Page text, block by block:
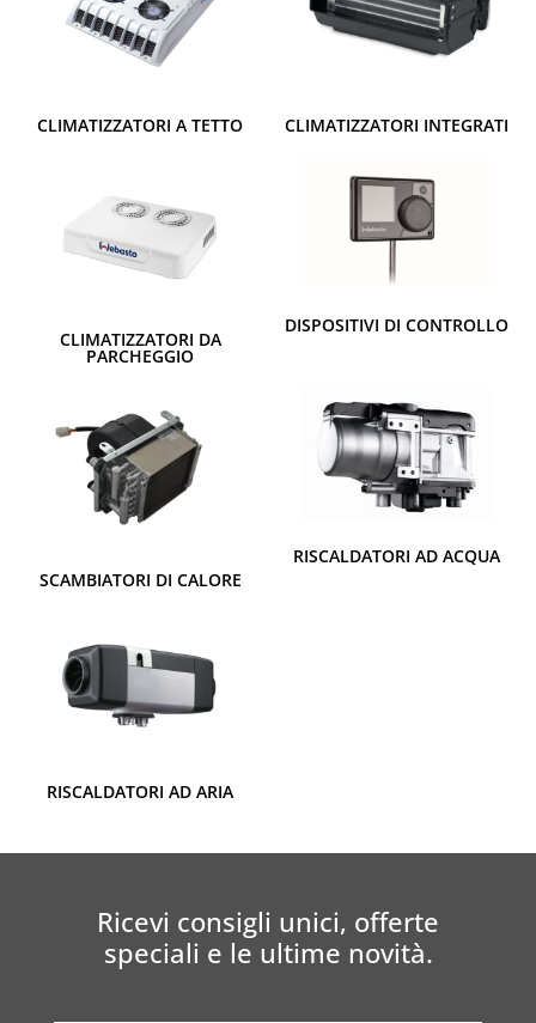
CLIMATIZZATORI A TETTO CLIMATIZZATORI INTEGRATI
CLIMATIZZATORI DA
PARCHEGGIO
DISPOSITIVI DI CONTROLLO
SCAMBIATORI DI CALORE
RISCALDATORI AD ACQUA
RISCALDATORI AD ARIA
Ricevi consigli unici, offerte
speciali e le ultime novità.